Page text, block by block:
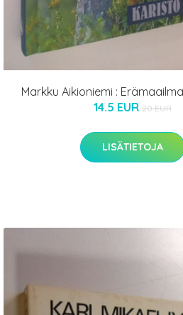
Markku Aikioniemi :
14.5 EUR 20 EUR
LISÄTIETOJA